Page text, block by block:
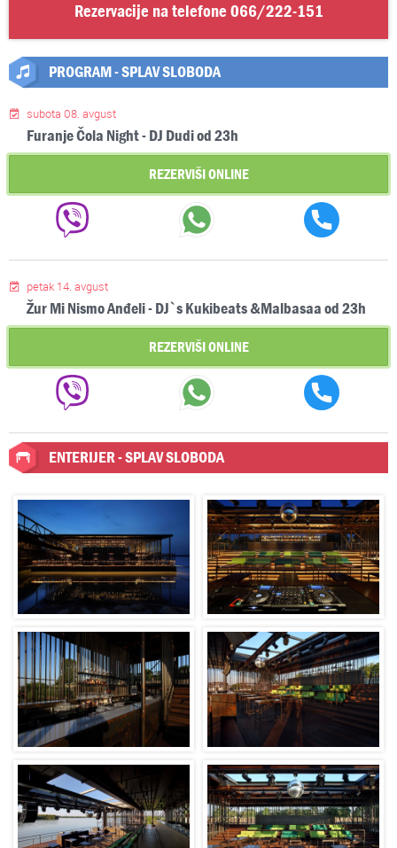
Rezervacije na telefone066/222-151
PROGRAM - SPLAV SLOBODA
subota 08. avgust
Furanje Čola Night - DJ Dudi od 23h
REZERVIŠI ONLINE
petak 14. avgust
Žur Mi Nismo Anđeli - DJ`s Kukibeats &Malbasaa od 23h
REZERVIŠI ONLINE
ENTERIJER - SPLAV SLOBODA